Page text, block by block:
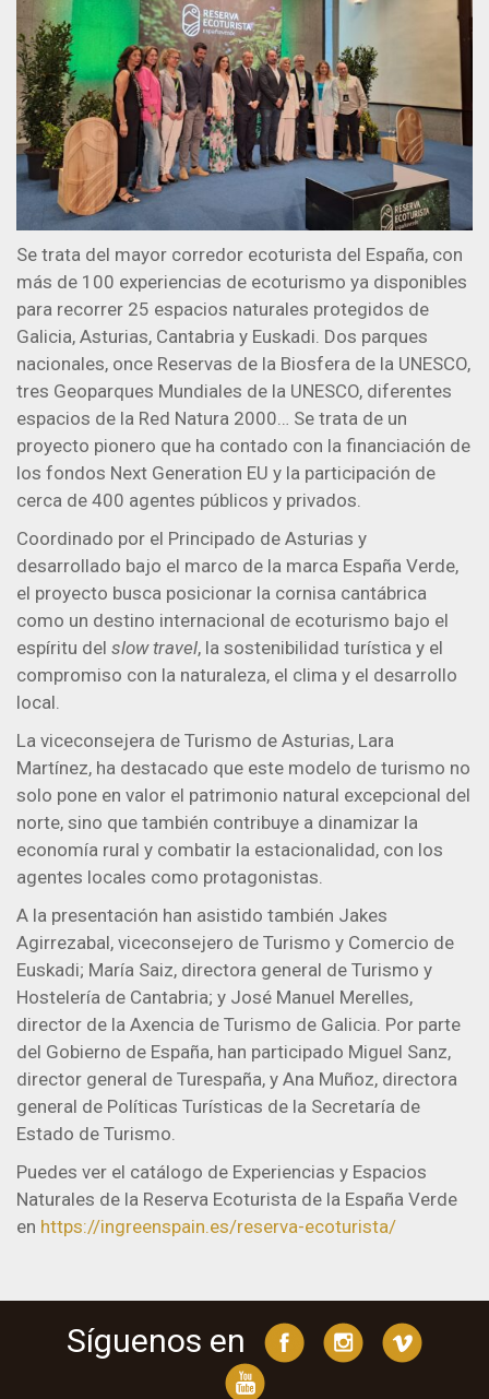
Se trata del mayor corredor ecoturista del España, con
más de 100 experiencias de ecoturismo ya disponibles
para recorrer 25 espacios naturales protegidos de
Galicia, Asturias, Cantabria y Euskadi. Dos parques
nacionales, once Reservas de la Biosfera de la UNESCO,
tres Geoparques Mundiales de la UNESCO, diferentes
espacios de la Red Natura 2000… Se trata de un
proyecto pionero que ha contado con la financiación de
los fondos Next Generation EU y la participación de
cerca de 400 agentes públicos y privados.
Coordinado por el Principado de Asturias y
desarrollado bajo el marco de la marca España Verde,
el proyecto busca posicionar la cornisa cantábrica
como un destino internacional de ecoturismo bajo el
espíritu del slow travel, la sostenibilidad turística y el
compromiso con la naturaleza, el clima y el desarrollo
local.
La viceconsejera de Turismo de Asturias, Lara
Martínez, ha destacado que este modelo de turismo no
solo pone en valor el patrimonio natural excepcional del
norte, sino que también contribuye a dinamizar la
economía rural y combatir la estacionalidad, con los
agentes locales como protagonistas.
A la presentación han asistido también Jakes
Agirrezabal, viceconsejero de Turismo y Comercio de
Euskadi; María Saiz, directora general de Turismo y
Hostelería de Cantabria; y José Manuel Merelles,
director de la Axencia de Turismo de Galicia. Por parte
del Gobierno de España, han participado Miguel Sanz,
director general de Turespaña, y Ana Muñoz, directora
general de Políticas Turísticas de la Secretaría de
Estado de Turismo.
Puedes ver el catálogo de Experiencias y Espacios
Naturales de la Reserva Ecoturista de la España Verde
en https://ingreenspain.es/reserva-ecoturista/
Síguenos en